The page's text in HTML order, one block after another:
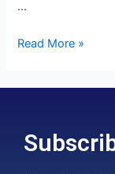
…
Read More »